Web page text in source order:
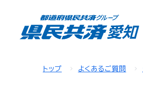
トップ よくあるご質問